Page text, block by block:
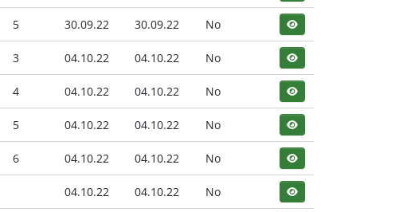
5 30.09.22 30.09.22 No
3 04.10.22 04.10.22 No
4 04.10.22 04.10.22 No
5 04.10.22 04.10.22 No
6 04.10.22 04.10.22 No
04.10.22 04.10.22 No